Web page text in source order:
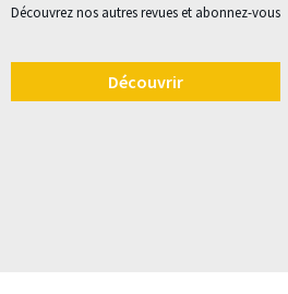
Découvrez nos autres revues et abonnez-vous
Découvrir